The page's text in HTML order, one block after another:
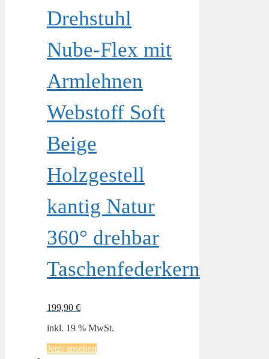
Drehstuhl
Nube-Flex mit
Armlehnen
Webstoff Soft
Beige
Holzgestell
kantig Natur
360° drehbar
Taschenfederkern
199,90 €
inkl. 19 % MwSt.
Jetzt ansehen